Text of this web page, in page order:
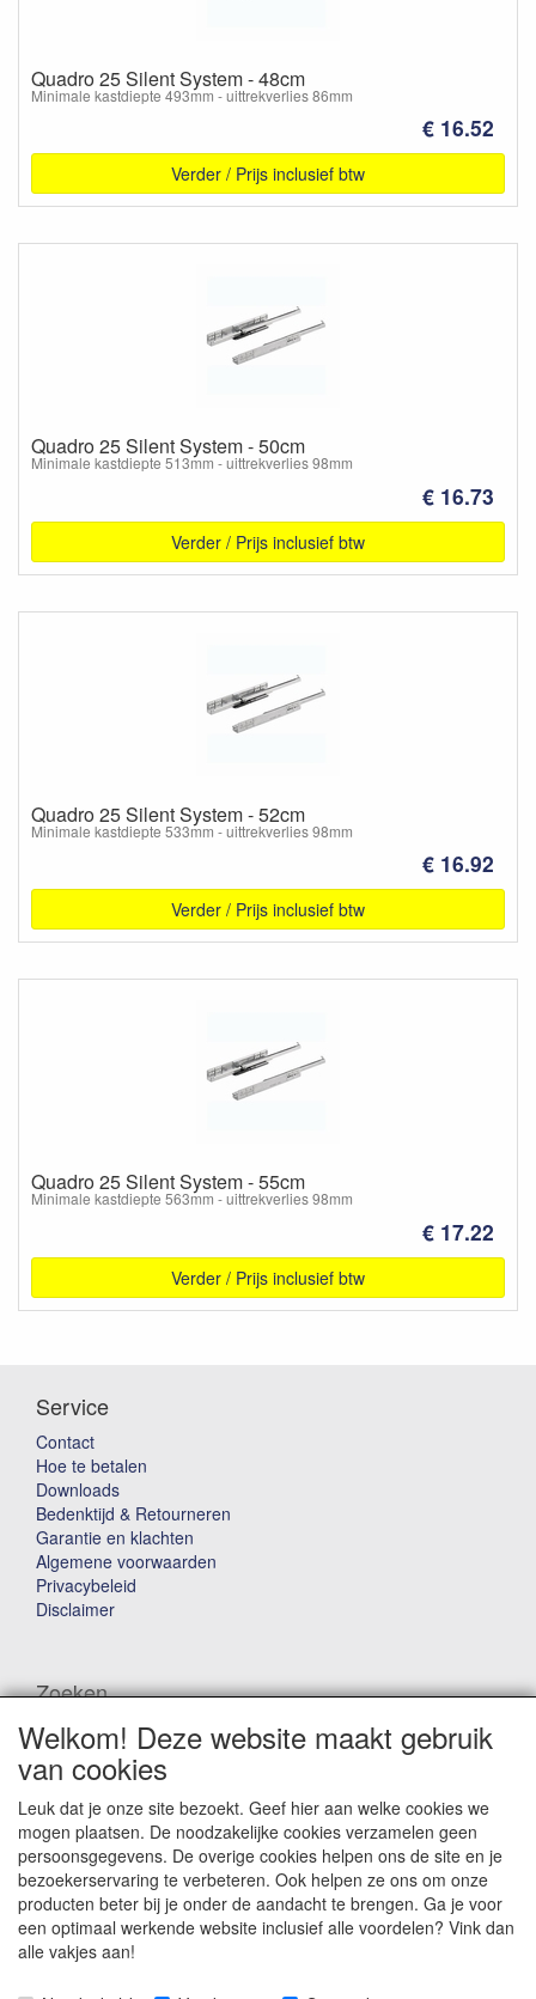
Quadro 25 Silent System - 48cm
Minimale kastdiepte 493mm - uittrekverlies 86mm
€ 16.52
Verder / Prijs inclusief btw
Quadro 25 Silent System - 50cm
Minimale kastdiepte 513mm - uittrekverlies 98mm
€ 16.73
Verder / Prijs inclusief btw
Quadro 25 Silent System - 52cm
Minimale kastdiepte 533mm - uittrekverlies 98mm
€ 16.92
Verder / Prijs inclusief btw
Quadro 25 Silent System - 55cm
Minimale kastdiepte 563mm - uittrekverlies 98mm
€ 17.22
Verder / Prijs inclusief btw
Service
Contact
Hoe te betalen
Downloads
Bedenktijd & Retourneren
Garantie en klachten
Algemene voorwaarden
Privacybeleid
Disclaimer
Zoeken
Waar ben je naar op zoek?
Winkelwagen
Uw winkelwagen is leeg
Welkom! Deze website maakt gebruik
van cookies
Leuk dat je onze site bezoekt. Geef hier aan welke cookies we
mogen plaatsen. De noodzakelijke cookies verzamelen geen
persoonsgegevens. De overige cookies helpen ons de site en je
bezoekerservaring te verbeteren. Ook helpen ze ons om onze
producten beter bij je onder de aandacht te brengen. Ga je voor
een optimaal werkende website inclusief alle voordelen? Vink dan
alle vakjes aan!